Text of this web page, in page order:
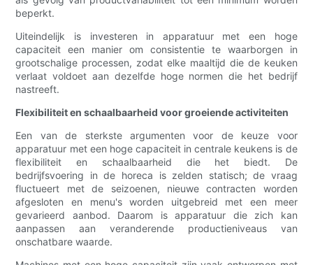
beperkt.
Uiteindelijk is investeren in apparatuur met een hoge
capaciteit een manier om consistentie te waarborgen in
grootschalige processen, zodat elke maaltijd die de keuken
verlaat voldoet aan dezelfde hoge normen die het bedrijf
nastreeft.
Flexibiliteit en schaalbaarheid voor groeiende activiteiten
Een van de sterkste argumenten voor de keuze voor
apparatuur met een hoge capaciteit in centrale keukens is de
flexibiliteit en schaalbaarheid die het biedt. De
bedrijfsvoering in de horeca is zelden statisch; de vraag
fluctueert met de seizoenen, nieuwe contracten worden
afgesloten en menu's worden uitgebreid met een meer
gevarieerd aanbod. Daarom is apparatuur die zich kan
aanpassen aan veranderende productieniveaus van
onschatbare waarde.